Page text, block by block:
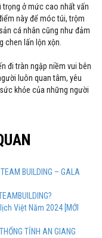
trọng ở mức cao nhất vấn
này để móc túi, trộm
cá nhân cũng như đảm
lấn lộn xộn.
đi tràn ngập niềm vui bên
luôn quan tâm, yêu
khỏe của những người
BUILDING – GALA
Việt Năm 2024 [MỚI
TỈNH AN GIANG